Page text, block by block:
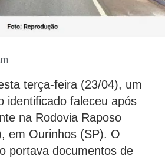
terça-feira (23/04), um
identificado faleceu após
na Rodovia Raposo
em Ourinhos (SP). O
portava documentos de